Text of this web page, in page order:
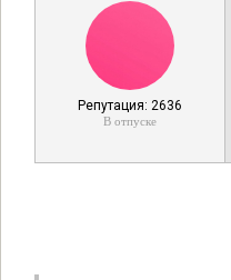
Репутация: 2636
В отпуске